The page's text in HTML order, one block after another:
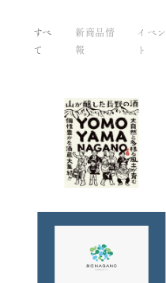
すべ
て
新商品情
報
イベン
ト